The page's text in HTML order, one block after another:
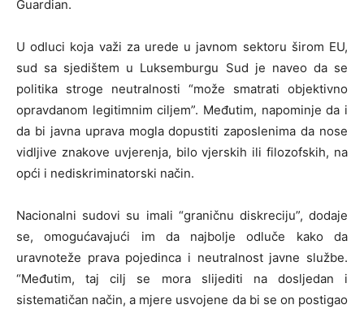
Guardian.
U odluci koja važi za urede u javnom sektoru širom EU,
sud sa sjedištem u Luksemburgu Sud je naveo da se
politika stroge neutralnosti “može smatrati objektivno
opravdanom legitimnim ciljem”. Međutim, napominje da i
da bi javna uprava mogla dopustiti zaposlenima da nose
vidljive znakove uvjerenja, bilo vjerskih ili filozofskih, na
opći i nediskriminatorski način.
Nacionalni sudovi su imali “graničnu diskreciju”, dodaje
se, omogućavajući im da najbolje odluče kako da
uravnoteže prava pojedinca i neutralnost javne službe.
“Međutim, taj cilj se mora slijediti na dosljedan i
sistematičan način, a mjere usvojene da bi se on postigao